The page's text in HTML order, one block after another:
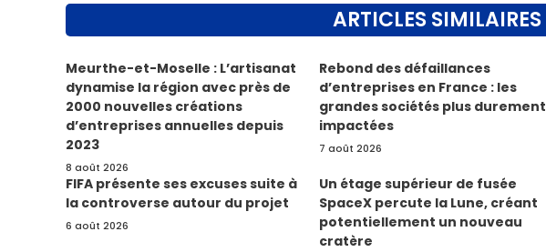
ARTICLES SIMILAIRES
Meurthe-et-Moselle : L’artisanat
dynamise la région avec près de
2000 nouvelles créations
d’entreprises annuelles depuis
2023
8 août 2026
Rebond des défaillances
d’entreprises en France : les
grandes sociétés plus durement
impactées
7 août 2026
FIFA présente ses excuses suite à
la controverse autour du projet
6 août 2026
Un étage supérieur de fusée
SpaceX percute la Lune, créant
potentiellement un nouveau
cratère